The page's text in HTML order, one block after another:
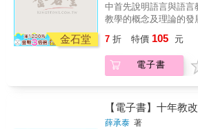
金石堂
中首先說明語言與語
教學的概念及理論的
聽、說、讀、寫四種技
〈語言教學法〉闡述傳
歷史、教學理念與適
及未來展望。〈語言
論基礎及分析多種類型
7 折 特價 105 元
電子書
【電子書】十年教
薛承泰 著